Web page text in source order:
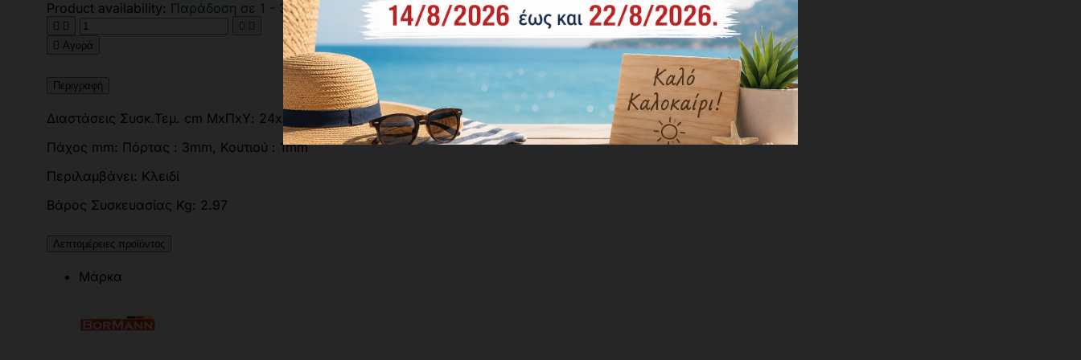
Product availability: Παράδοση σε 1 - 3 εργάσιμες ημέρες
   
 Αγορά
Περιγραφή
Διαστάσεις Συσκ.Τεμ. cm ΜxΠxΥ: 24x18.5x19
Πάχος mm: Πόρτας : 3mm, Κουτιού : 1mm
Περιλαμβάνει: Kλειδί
Βάρος Συσκευασίας Kg: 2.97
Λεπτομέρειες προϊόντος
Μάρκα